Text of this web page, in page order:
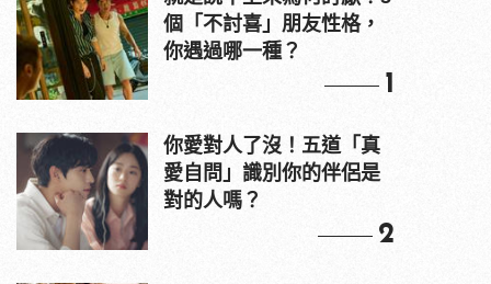
個「不討喜」朋友性格，
你遇過哪一種？
1
你愛對人了沒！五道「真
愛自問」識別你的伴侶是
對的人嗎？
2